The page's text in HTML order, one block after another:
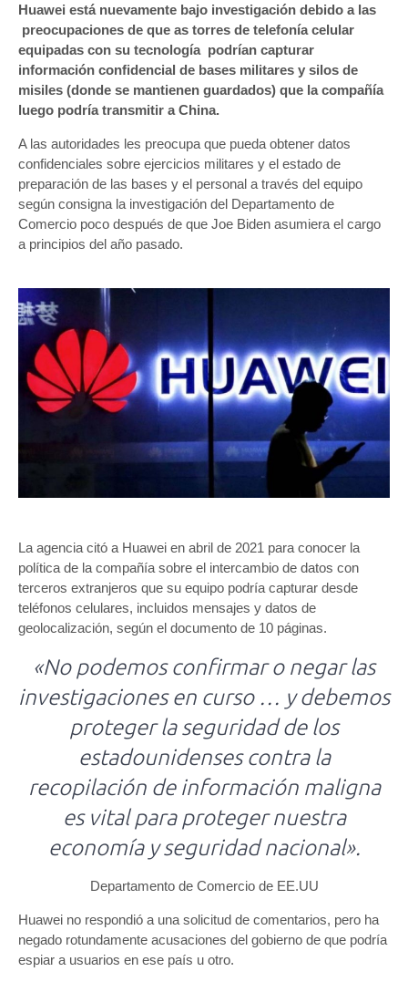
Huawei está nuevamente bajo investigación debido a las
preocupaciones de que as torres de telefonía celular
equipadas con su tecnología podrían capturar
información confidencial de bases militares y silos de
misiles (donde se mantienen guardados) que la compañía
luego podría transmitir a China.
A las autoridades les preocupa que pueda obtener datos
confidenciales sobre ejercicios militares y el estado de
preparación de las bases y el personal a través del equipo
según consigna la investigación del Departamento de
Comercio poco después de que Joe Biden asumiera el cargo
a principios del año pasado.
La agencia citó a Huawei en abril de 2021 para conocer la
política de la compañía sobre el intercambio de datos con
terceros extranjeros que su equipo podría capturar desde
teléfonos celulares, incluidos mensajes y datos de
geolocalización, según el documento de 10 páginas.
«No podemos confirmar o negar las
investigaciones en curso … y debemos
proteger la seguridad de los
estadounidenses contra la
recopilación de información maligna
es vital para proteger nuestra
economía y seguridad nacional».
Departamento de Comercio de EE.UU
Huawei no respondió a una solicitud de comentarios, pero ha
negado rotundamente acusaciones del gobierno de que podría
espiar a usuarios en ese país u otro.